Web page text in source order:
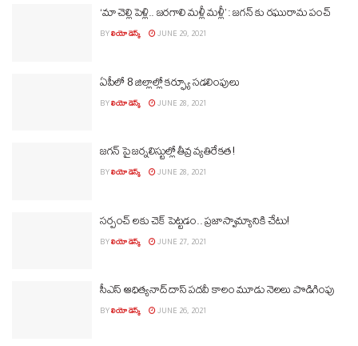
‘మా చెల్లి పెళ్లి.. జరగాలి మళ్లీ మళ్లీ’ : జగన్ కు రఘురామ పంచ్
BYలియో డెస్క్ JUNE 29, 2021
ఏపీలో 8 జిల్లాల్లో కర్ఫ్యూ సడలింపులు
BYలియో డెస్క్ JUNE 28, 2021
జగన్ పై జర్నలిస్టుల్లో తీవ్ర వ్యతిరేకత!
BYలియో డెస్క్ JUNE 28, 2021
సర్పంచ్ లకు చెక్ పెట్టడం.. ప్రజాస్వామ్యానికి చేటు!
BYలియో డెస్క్ JUNE 27, 2021
సీఎస్ ఆధిత్యనాద్ దాస్ పదవీ కాలం మూడు నెలలు పొడిగింపు
BYలియో డెస్క్ JUNE 26, 2021